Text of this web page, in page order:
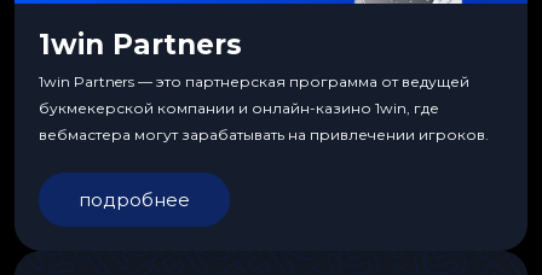
1win Partners
1win Partners — это партнерская программа от ведущей
букмекерской компании и онлайн-казино 1win, где
вебмастера могут зарабатывать на привлечении игроков.
подробнее